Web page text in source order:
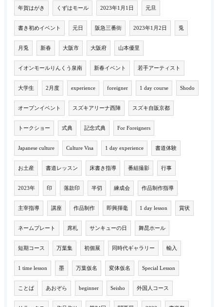
年賀はがき くずはモール 2023年1月1日 元旦
書き初めイベント 元日 阪急三番街 2023年1月2日 兎
月兎 新春 大阪市 大阪府 山本優里
イオンモールりんくう泉南 新春イベント 若手アーティスト
大学生 2月度 experience foreigner 1 day course Shodo
オープンイベント スズキアリーナ西陣 スズキ自販京都
トークショー 式典 記念式典 For Foreigners
Japanese culture Culture Visa 1 day experience 書道体験
お土産 書道レッスン 床書き指導 番組撮影 行事
2023年 印 落款印 半切 練成会 作品制作指導
主宰指導 講座 作品制作 即興揮毫 1 day lesson 賞状
ネームプレート 席札 サンキューの日 舞昆ホール
短期コース 万葉集 初個展 同時代ギャラリー 輸入
1 time lesson 墨 万葉仮名 変体仮名 Special Lesson
ことば あおぞら beginner Seisho 外国人コース